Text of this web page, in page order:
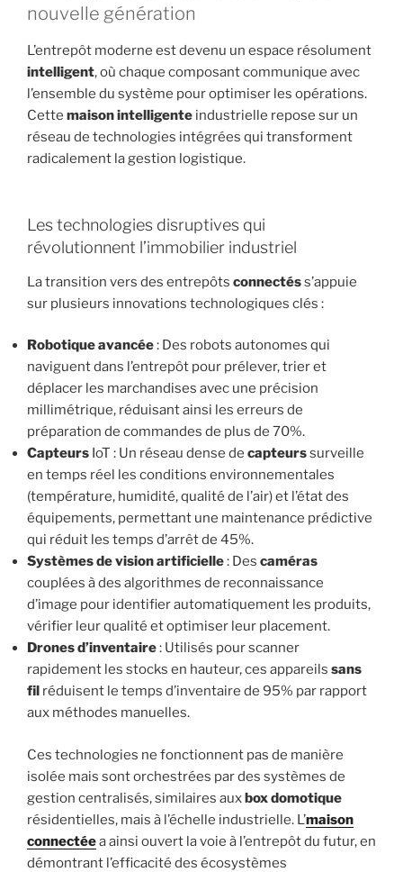
nouvelle génération
L’entrepôt moderne est devenu un espace résolument
intelligent, où chaque composant communique avec
l’ensemble du système pour optimiser les opérations.
Cette maison intelligente industrielle repose sur un
réseau de technologies intégrées qui transforment
radicalement la gestion logistique.
Les technologies disruptives qui
révolutionnent l’immobilier industriel
La transition vers des entrepôts connectéss’appuie
sur plusieurs innovations technologiques clés :
Robotique avancée: Des robots autonomes qui
naviguent dans l’entrepôt pour prélever, trier et
déplacer les marchandises avec une précision
millimétrique, réduisant ainsi les erreurs de
préparation de commandes de plus de 70%.
Capteurs IoT : Un réseau dense de capteurssurveille
en temps réel les conditions environnementales
(température, humidité, qualité de l’air) et l’état des
équipements, permettant une maintenance prédictive
qui réduit les temps d’arrêt de 45%.
Systèmes de vision artificielle: Des caméras
couplées à des algorithmes de reconnaissance
d’image pour identifier automatiquement les produits,
vérifier leur qualité et optimiser leur placement.
Drones d’inventaire: Utilisés pour scanner
rapidement les stocks en hauteur, ces appareils sans
fil réduisent le temps d’inventaire de 95% par rapport
aux méthodes manuelles.
Ces technologies ne fonctionnent pas de manière
isolée mais sont orchestrées par des systèmes de
gestion centralisés, similaires auxbox domotique
résidentielles, mais à l’échelle industrielle. L’maison
connectéea ainsi ouvert la voie à l’entrepôt du futur, en
démontrant l’efficacité des écosystèmes